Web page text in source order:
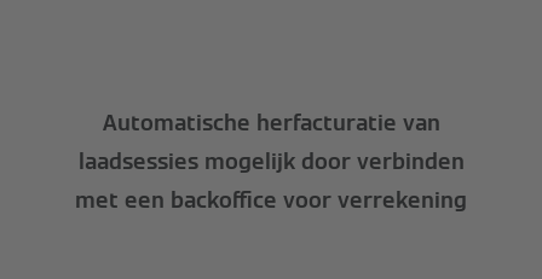
Automatische herfacturatie van
laadsessies mogelijk door verbinden
met een backoffice voor verrekening